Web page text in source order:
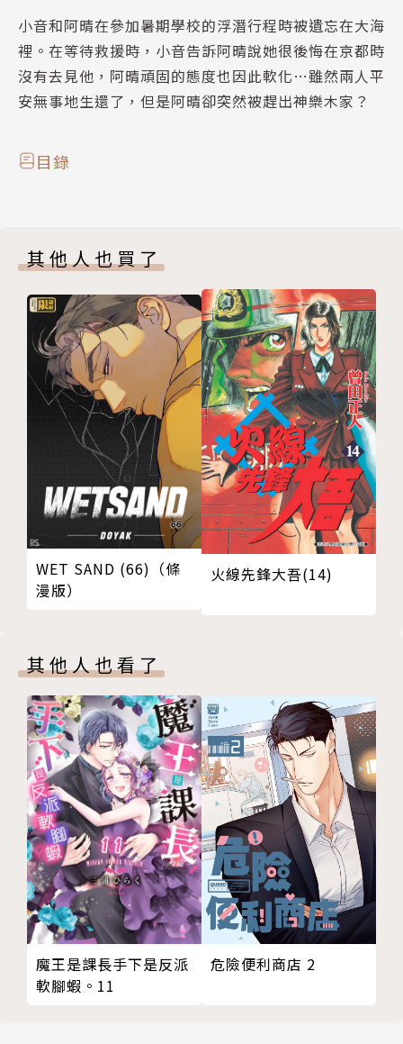
小音和阿晴在參加暑期學校的浮潛行程時被遺忘在大海
裡。在等待救援時，小音告訴阿晴說她很後悔在京都時
沒有去見他，阿晴頑固的態度也因此軟化…雖然兩人平
安無事地生還了，但是阿晴卻突然被趕出神樂木家？
目錄
其他人也買了
WET SAND (66)（條
漫版）
火線先鋒大吾(14)
其他人也看了
魔王是課長手下是反派
軟腳蝦。11
危險便利商店 2